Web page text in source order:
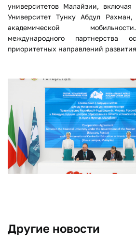
университетов Малайзии, включая
Университет Тунку Абдул
академической
международного партнерства
приоритетных направлений
Другие новости